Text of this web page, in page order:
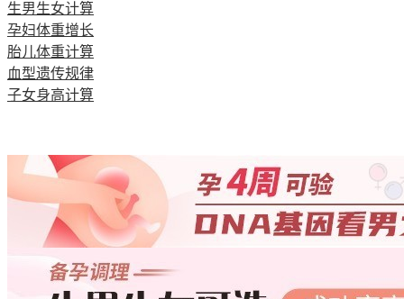
生男生女计算
孕妇体重增长
胎儿体重计算
血型遗传规律
子女身高计算